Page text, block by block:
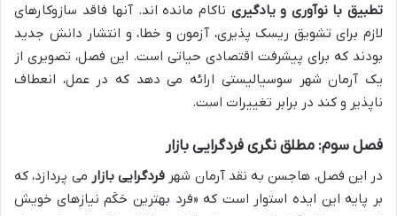
تطبیق با نوآوری و یادگیری ناکام مانده اند. آنها فاقد سازوکارهای
لازم برای تشویق ریسک پذیری، آزمون و خطا، و انتشار دانش جدید
بودند که برای پیشرفت اقتصادی حیاتی است. این فصل، تصویری از
یک آرمان شهر سوسیالیستی ارائه می دهد که در عمل، انعطاف
ناپذیر و کند در برابر تغییرات است.
فصل سوم: مطلق نگری فردگرایی بازار
در این فصل، هاجسن به نقد آرمان شهر فردگرایی بازار می پردازد، که
بر پایه این ایده استوار است که «فرد بهترین حَکَم نیازهای خویش